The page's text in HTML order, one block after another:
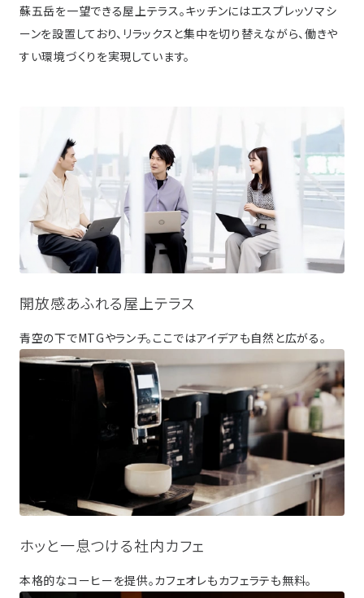
蘇五岳を一望できる屋上テラス。キッチンにはエスプレッソマシ
ーンを設置しており、リラックスと集中を切り替えながら、働きや
すい環境づくりを実現しています。
開放感あふれる屋上テラス
青空の下でMTGやランチ。ここではアイデアも自然と広がる。
ホッと一息つける社内カフェ
本格的なコーヒーを提供。カフェオレもカフェラテも無料。